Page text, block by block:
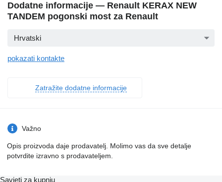
Dodatne informacije — Renault KERAX NEW
TANDEM pogonski most za Renault
Hrvatski
pokazati kontakte
Zatražite dodatne informacije
Važno
Opis proizvoda daje prodavatelj. Molimo vas da sve detalje
potvrdite izravno s prodavateljem.
Savjeti za kupnju